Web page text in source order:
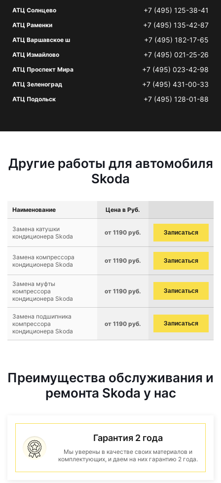
АТЦ Солнцево +7 (495) 125-38-41
АТЦ Раменки +7 (495) 135-42-87
АТЦ Варшавское ш +7 (495) 182-17-65
АТЦ Измайлово +7 (495) 021-25-26
АТЦ Проспект Мира +7 (495) 023-42-98
АТЦ Зеленоград +7 (495) 431-00-33
АТЦ Подольск +7 (495) 128-01-88
Другие работы для автомобиля
Skoda
Наименование Цена в Руб.
Замена катушки
кондиционера Skoda
от 1190 руб. Записаться
Замена компрессора
кондиционера Skoda
от 1190 руб. Записаться
Замена муфты
компрессора
кондиционера Skoda
от 1190 руб. Записаться
Замена подшипника
компрессора
кондиционера Skoda
от 1190 руб. Записаться
Преимущества обслуживания и
ремонта Skoda у нас
Гарантия 2 года
Мы уверены в качестве своих материалов и
комплектующих, и даем на них гарантию 2 года.